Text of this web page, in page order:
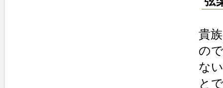
貴
の
な
と